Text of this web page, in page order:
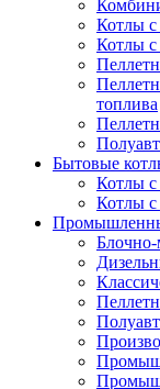
Котлы с
Котлы с
топлива
Бытовые
Котлы с
Котлы с
Блочно-